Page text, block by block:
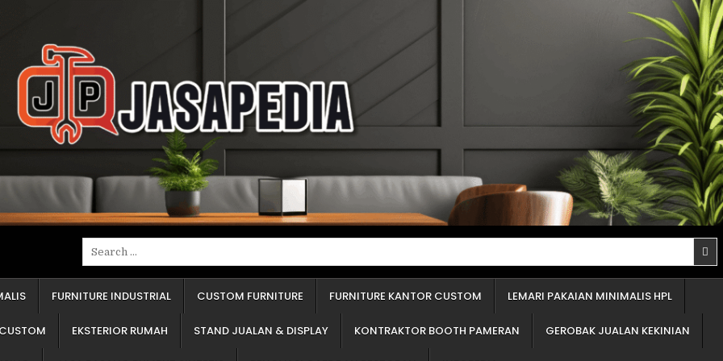
FURNITURE INDUSTRIAL CUSTOM FURNITURE FURNITURE KANTOR CUSTOM LEMARI PAKAIAN MINIMALIS HPL
EKSTERIOR RUMAH STAND JUALAN & DISPLAY KONTRAKTOR BOOTH PAMERAN GEROBAK JUALAN KEKINIAN